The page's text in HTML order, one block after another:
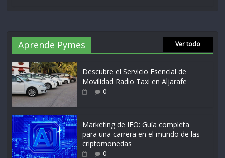
Aprende Pymes Ver todo
Descubre el Servicio Esencial de
Movilidad Radio Taxi en Aljarafe
0
Marketing de IEO: Guía completa
para una carrera en el mundo de las
criptomonedas
0